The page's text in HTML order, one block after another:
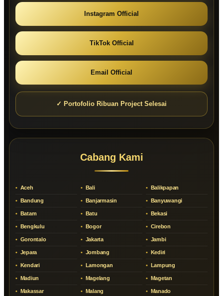
Instagram Official
TikTok Official
Email Official
✓ Portofolio Ribuan Project Selesai
Cabang Kami
Aceh Bali Balikpapan
Bandung Banjarmasin Banyuwangi
Batam Batu Bekasi
Bengkulu Bogor Cirebon
Gorontalo Jakarta Jambi
Jepara Jombang Kediri
Kendari Lamongan Lampung
Madiun Magelang Magetan
Makassar Malang Manado